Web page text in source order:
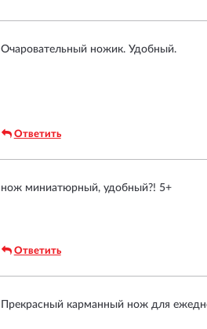
Очаровательный ножик. Удобный.
Ответить
нож миниатюрный, удобный?! 5+
Ответить
Прекрасный карманный нож для